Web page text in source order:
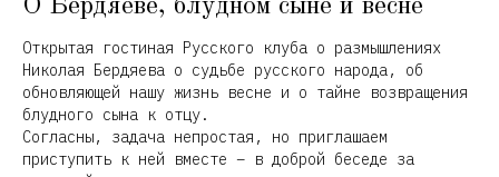
О Бердяеве, блудном сыне и весне
Открытая гостиная Русского клуба о размышлениях
Николая Бердяева о судьбе русского народа, об
обновляющей нашу жизнь весне и о тайне возвращения
блудного сына к отцу.
Согласны, задача непростая, но приглашаем
приступить к ней вместе – в доброй беседе за